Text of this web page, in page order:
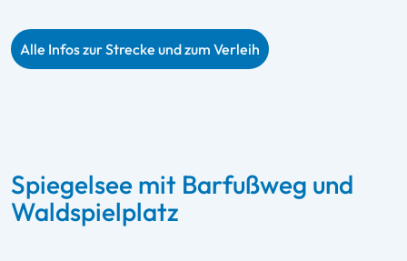
Alle Infos zur Strecke und zum Verleih
Spiegelsee mit Barfußweg und
Waldspielplatz